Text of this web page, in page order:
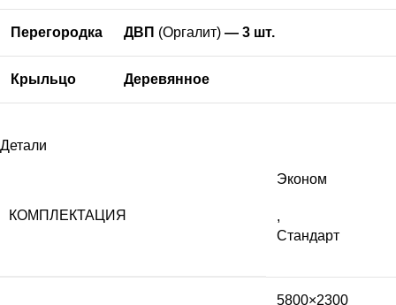
Перегородка ДВП (Оргалит) — 3 шт.
Крыльцо Деревянное
Детали
КОМПЛЕКТАЦИЯ
Эконом
,
Стандарт
5800×2300